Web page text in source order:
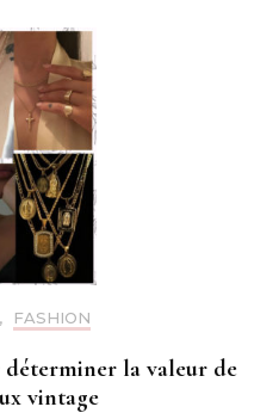
, FASHION
déterminer la valeur de
vintage